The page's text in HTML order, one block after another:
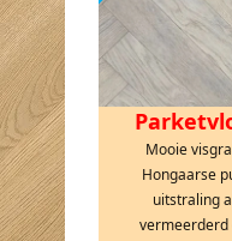
Mooie
Hongaarse
uitstraling
vermeerderd